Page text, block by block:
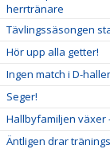
herrtränare
Tävlingssäsongen
Hör upp alla getter!
Ingen match i D-
Seger!
Hallbyfamiljen växer
Äntligen drar